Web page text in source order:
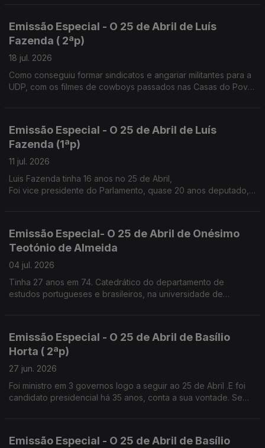
Emissão Especial - O 25 de Abril de Luís
Fazenda ( 2ªp)
18 jul. 2026
Como conseguiu formar sindicatos e angariar militantes para a
UDP, com os filmes de cowboys passados nas Casas do Povo
Emissão Especial - O 25 de Abril de Luís
Fazenda (1ªp)
11 jul. 2026
Luis Fazenda tinha 16 anos no 25 de Abril,
Foi vice presidente do Parlamento, quase 20 anos deputado,
Emissão Especial- O 25 de Abril de Onésimo
Teotónio de Almeida
04 jul. 2026
Tinha 27 anos em 74. Catedrático do departamento de
estudos portugueses e brasileiros, na universidade de
Emissão Especial - O 25 de Abril de Basílio
Horta ( 2ªp)
27 jun. 2026
Foi ministro em 3 governos logo a seguir ao 25 de Abril .E foi
candidato presidencial há 35 anos, conta a sua vontade. Se
Emissão Especial - O 25 de Abril de Basílio